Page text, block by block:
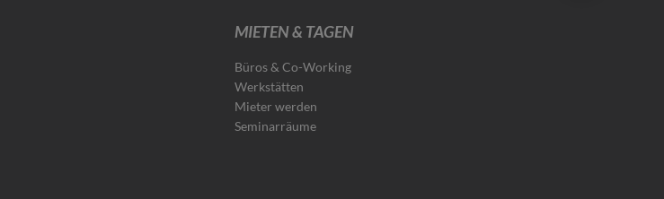
MIETEN & TAGEN
Büros & Co-Working
Werkstätten
Mieter werden
Seminarräume